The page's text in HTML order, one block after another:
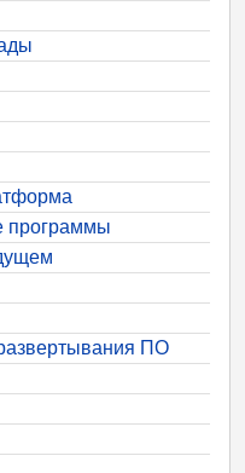
программы
ПО